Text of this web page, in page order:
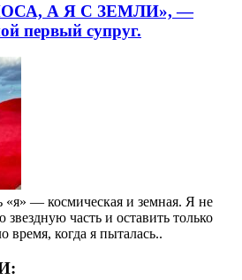
А Я С ЗЕМЛИ», —
первый супруг.
«я» — космическая и земная. Я не
звездную часть и оставить только
время, когда я пыталась..